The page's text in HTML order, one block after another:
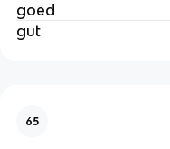
goed
gut
65